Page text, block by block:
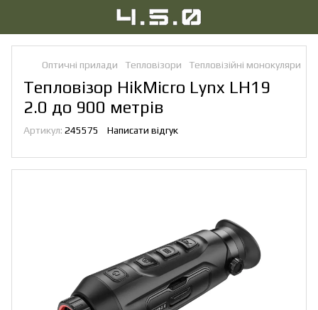
Оптичні прилади Тепловізори Тепловізійні монокуляри
Тепловізор HikMicro Lynx LH19
2.0 до 900 метрів
Артикул: 245575 Написати відгук